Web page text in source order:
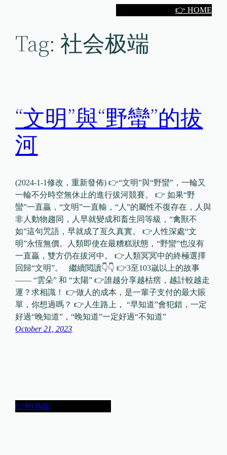
👉 HOME
Tag:社会极端
“文明”與“野蠻”的拔
河
(2024-1-1修改，重新發佈) 👉“文明”與“野蠻”，一輪又
一輪不分時空無休止的進行拔河競賽。 👉 如果“野
蠻”一直贏，“文明”一直輸，“人”的屬性不復存在，人與
非人動物趨同，人早就變成和畜生同等級，“禽獸不
如”這句咒語，早就成了亙久真實。 👉人性深處“文
明”永恆無價。人類即使在最糟糕狀態，“野蠻”也沒有
一直贏，雙方仍在拔河中。 👉人類冥冥中的終極選擇
回歸“文明”。 繼續閲讀👇👇 👉3至103嵗以上的故事
—— “雲朵” 和 “太陽” 👉誰越分享越枯瘔，越計較越走
運？求相識！ 👉做人的成本，是一輩子支付的最大賬
單，你想過嗎？ 👉人生路上， “早知道”會犯錯，一定
好過“晚知道”，“晚知道”一定好過“不知道”
October 21, 2023
👉HOME